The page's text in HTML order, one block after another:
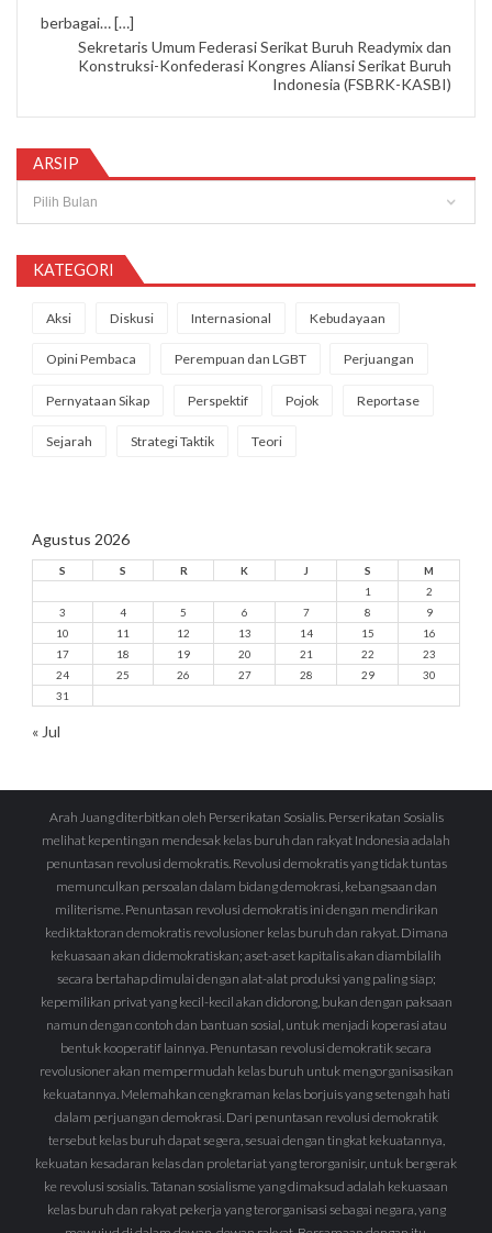
berbagai…[…]
Sekretaris Umum Federasi Serikat Buruh Readymix dan
Konstruksi-Konfederasi Kongres Aliansi Serikat Buruh
Indonesia (FSBRK-KASBI)
ARSIP
KATEGORI
Aksi Diskusi Internasional Kebudayaan
Opini Pembaca Perempuan dan LGBT Perjuangan
Pernyataan Sikap Perspektif Pojok Reportase
Sejarah Strategi Taktik Teori
Agustus 2026
S S R K J S
M
1
2
3
4 5 6 7 8
9
10
11 12 13 14 15
16
17
18 19 20 21 22
23
24
25 26 27 28 29
30
31
« Jul
Arah Juang diterbitkan oleh Perserikatan Sosialis. Perserikatan Sosialis
melihat kepentingan mendesak kelas buruh dan rakyat Indonesia adalah
penuntasan revolusi demokratis. Revolusi demokratis yang tidak tuntas
memunculkan persoalan dalam bidang demokrasi, kebangsaan dan
militerisme. Penuntasan revolusi demokratis ini dengan mendirikan
kediktaktoran demokratis revolusioner kelas buruh dan rakyat. Dimana
kekuasaan akan didemokratiskan; aset-aset kapitalis akan diambilalih
secara bertahap dimulai dengan alat-alat produksi yang paling siap;
kepemilikan privat yang kecil-kecil akan didorong, bukan dengan paksaan
namun dengan contoh dan bantuan sosial, untuk menjadi koperasi atau
bentuk kooperatif lainnya. Penuntasan revolusi demokratik secara
revolusioner akan mempermudah kelas buruh untuk mengorganisasikan
kekuatannya. Melemahkan cengkraman kelas borjuis yang setengah hati
dalam perjuangan demokrasi. Dari penuntasan revolusi demokratik
tersebut kelas buruh dapat segera, sesuai dengan tingkat kekuatannya,
kekuatan kesadaran kelas dan proletariat yang terorganisir, untuk bergerak
ke revolusi sosialis. Tatanan sosialisme yang dimaksud adalah kekuasaan
kelas buruh dan rakyat pekerja yang terorganisasi sebagai negara, yang